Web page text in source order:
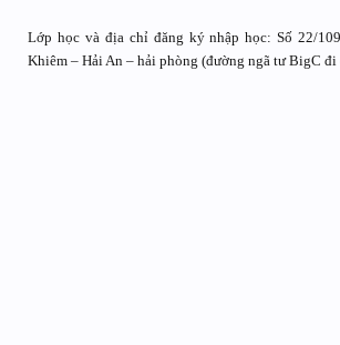
Lớp học và địa chỉ đăng ký nhập học: Số 22/
Khiêm – Hải An – hải phòng (đường ngã tư BigC